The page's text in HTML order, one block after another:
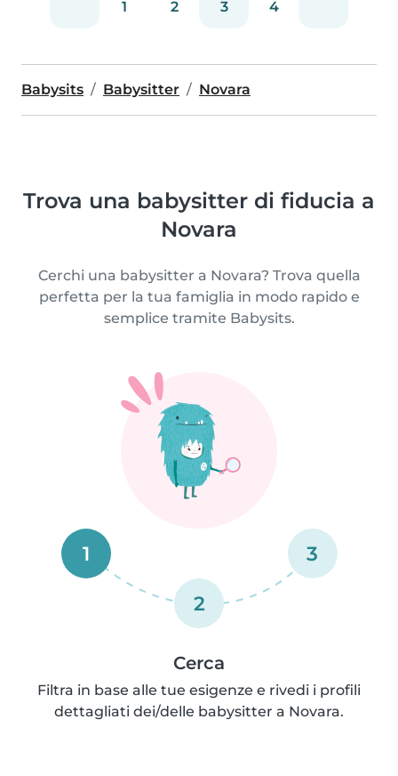
1 2 3 4
Babysits Babysitter Novara
Trova una babysitter di fiducia a
Novara
Cerchi una babysitter a Novara? Trova quella
perfetta per la tua famiglia in modo rapido e
semplice tramite Babysits.
1
2
3
Cerca
Filtra in base alle tue esigenze e rivedi i profili
dettagliati dei/delle babysitter a Novara.